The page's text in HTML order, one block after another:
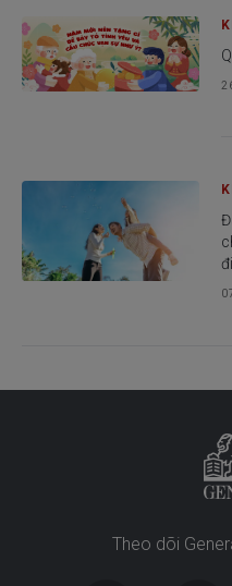
Theo dõi